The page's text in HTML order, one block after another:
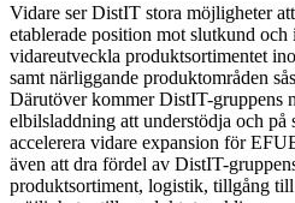
Vidare ser DistIT stora möjligheter
etablerade position mot slutkund och
vidareutveckla produktsortimentet
samt närliggande produktområden
Därutöver kommer DistIT-gruppens
elbilsladdning att understödja och på
accelerera vidare expansion för
även att dra fördel av DistIT-
produktsortiment, logistik, tillgång